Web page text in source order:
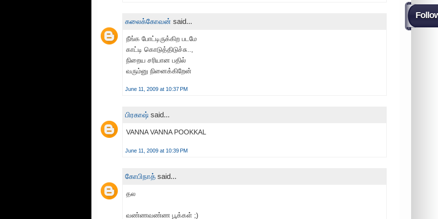
கலைக்கோவன் said...
நீங்க போட்டிருக்கிற படமே
காட்டி கொடுத்திடுச்சு..,
நிறைய சரியான பதில்
வரும்னு நினைக்கிறேன்
June 11, 2009 at 10:37 PM
பிரகாஷ் said...
VANNA VANNA POOKKAL
June 11, 2009 at 10:39 PM
கோபிநாத் said...
தல
வண்ணவண்ண பூக்கள் ;)